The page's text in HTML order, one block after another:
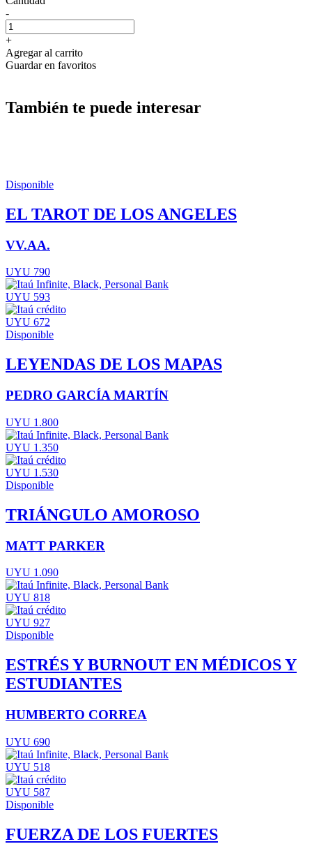
-
+
Agregar al carrito
Guardar en favoritos
También te puede interesar
Disponible
EL TAROT DE LOS ANGELES
VV.AA.
UYU 790
UYU 593
UYU 672
Disponible
LEYENDAS DE LOS MAPAS
PEDRO GARCÍA MARTÍN
UYU 1.800
UYU 1.350
UYU 1.530
Disponible
TRIÁNGULO AMOROSO
MATT PARKER
UYU 1.090
UYU 818
UYU 927
Disponible
ESTRÉS Y BURNOUT EN MÉDICOS Y
ESTUDIANTES
HUMBERTO CORREA
UYU 690
UYU 518
UYU 587
Disponible
FUERZA DE LOS FUERTES